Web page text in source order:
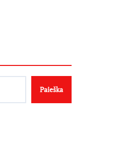
Paieška